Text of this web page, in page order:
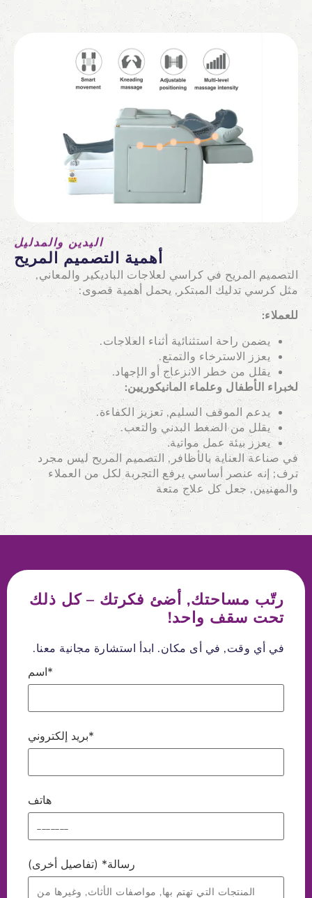
اليدين والمدليل
أهمية التصميم المريح
التصميم المريح في كراسي لعلاجات الباديكير والمعاني,
مثل كرسي تدليك المبتكر, يحمل أهمية قصوى:
للعملاء:
يضمن راحة استثنائية أثناء العلاجات.
يعزز الاسترخاء والتمتع.
يقلل من خطر الانزعاج أو الإجهاد.
لخبراء الأطفال وعلماء المانيكوريين:
يدعم الموقف السليم, تعزيز الكفاءة.
يقلل من الضغط البدني والتعب.
يعزز بيئة عمل مواتية.
في صناعة العناية بالأظافر, التصميم المريح ليس مجرد
ترف; إنه عنصر أساسي يرفع التجربة لكل من العملاء
والمهنيين, جعل كل علاج متعة
رتّب مساحتك, أضئ فكرتك – كل ذلك
تحت سقف واحد!
في أي وقت, في أى مكان. ابدأ استشارة مجانية معنا.
اسم*
بريد إلكتروني*
هاتف
رسالة* (تفاصيل أخرى)